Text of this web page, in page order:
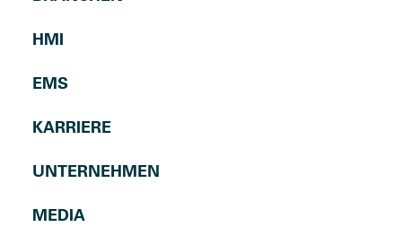
HMI
EMS
KARRIERE
UNTERNEHMEN
MEDIA